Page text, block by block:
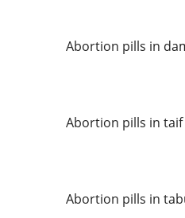
Abortion pills in
Abortion pills in taif
Abortion pills in